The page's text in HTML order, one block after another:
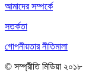
আমাদের সম্পর্কে
সতর্কতা
গোপনীয়তার নীতিমালা
© সম্প্রীতি মিডিয়া ২০১৮